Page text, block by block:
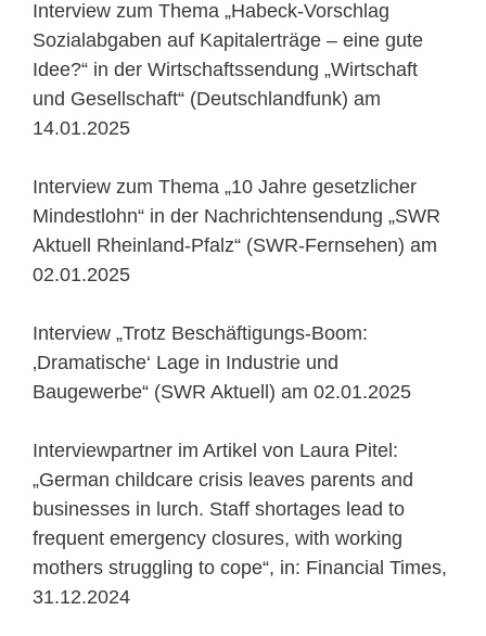
Interview zum Thema „Habeck-Vorschlag
Sozialabgaben auf Kapitalerträge – eine gute
Idee?“ in der Wirtschaftssendung „Wirtschaft
und Gesellschaft“ (Deutschlandfunk) am
14.01.2025
Interview zum Thema „10 Jahre gesetzlicher
Mindestlohn“ in der Nachrichtensendung „SWR
Aktuell Rheinland-Pfalz“ (SWR-Fernsehen) am
02.01.2025
Interview „Trotz Beschäftigungs-Boom:
‚Dramatische‘ Lage in Industrie und
Baugewerbe“ (SWR Aktuell) am 02.01.2025
Interviewpartner im Artikel von Laura Pitel:
„German childcare crisis leaves parents and
businesses in lurch. Staff shortages lead to
frequent emergency closures, with working
mothers struggling to cope“, in: Financial Times,
31.12.2024